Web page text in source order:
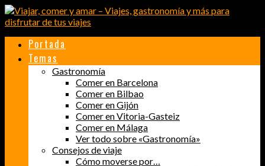
Portada
Temas
Gastronomía
Comer en Barcelona
Comer en Bilbao
Comer en Gijón
Comer en Vitoria-Gasteiz
Comer en Málaga
Ver todo sobre «Gastronomía»
Consejos de viaje
Cómo moverse por…